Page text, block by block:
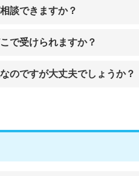
談できますか？
で受けられますか？
のですが大丈夫でしょうか？